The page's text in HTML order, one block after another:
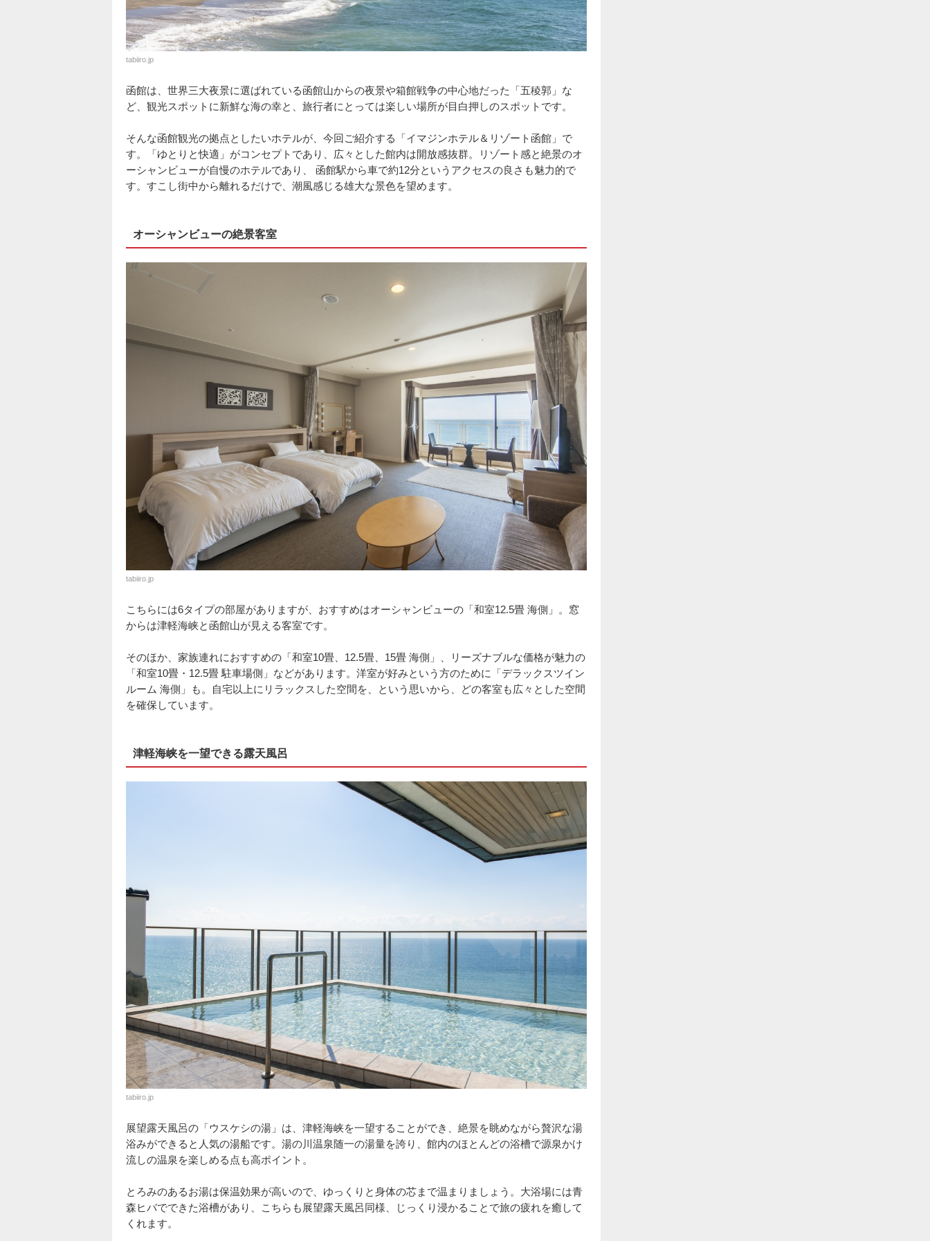
tabiiro.jp
函館は、世界三大夜景に選ばれている函館山からの夜景や箱館戦争の中心地だった「五稜郭」な
ど、観光スポットに新鮮な海の幸と、旅行者にとっては楽しい場所が目白押しのスポットです。
そんな函館観光の拠点としたいホテルが、今回ご紹介する「イマジンホテル＆リゾート函館」で
す。「ゆとりと快適」がコンセプトであり、広々とした館内は開放感抜群。リゾート感と絶景のオ
ーシャンビューが自慢のホテルであり、 函館駅から車で約12分というアクセスの良さも魅力的で
す。すこし街中から離れるだけで、潮風感じる雄大な景色を望めます。
オーシャンビューの絶景客室
tabiiro.jp
こちらには6タイプの部屋がありますが、おすすめはオーシャンビューの「和室12.5畳 海側」。窓
からは津軽海峡と函館山が見える客室です。
そのほか、家族連れにおすすめの「和室10畳、12.5畳、15畳 海側」、リーズナブルな価格が魅力の
「和室10畳・12.5畳 駐車場側」などがあります。洋室が好みという方のために「デラックスツイン
ルーム 海側」も。自宅以上にリラックスした空間を、という思いから、どの客室も広々とした空間
を確保しています。
津軽海峡を一望できる露天風呂
tabiiro.jp
展望露天風呂の「ウスケシの湯」は、津軽海峡を一望することができ、絶景を眺めながら贅沢な湯
浴みができると人気の湯船です。湯の川温泉随一の湯量を誇り、館内のほとんどの浴槽で源泉かけ
流しの温泉を楽しめる点も高ポイント。
とろみのあるお湯は保温効果が高いので、ゆっくりと身体の芯まで温まりましょう。大浴場には青
森ヒバでできた浴槽があり、こちらも展望露天風呂同様、じっくり浸かることで旅の疲れを癒して
くれます。